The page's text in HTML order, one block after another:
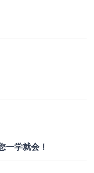
一学就会！